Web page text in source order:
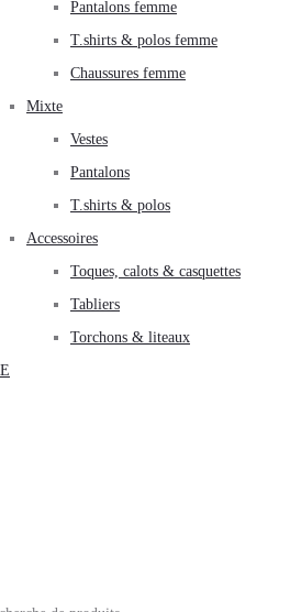
Pantalons femme
T.shirts & polos femme
Chaussures femme
Mixte
Vestes
Pantalons
T.shirts & polos
Accessoires
Toques, calots & casquettes
Tabliers
Torchons & liteaux